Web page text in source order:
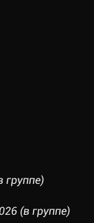
группе)
(в группе)